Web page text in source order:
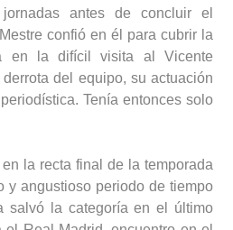
antes de concluir el
confió en él para cubrir la
en la difícil visita al Vicente
del equipo, su actuación
Tenía entonces solo
la recta final de la temporada
y angustioso periodo de tiempo
salvó la categoría en el último